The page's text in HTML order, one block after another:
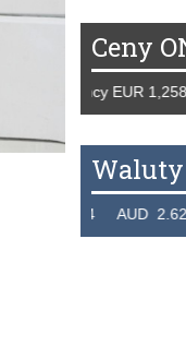
Ceny
Niemcy EUR 1,258
Waluty
3.7324 AUD